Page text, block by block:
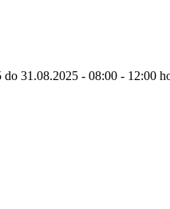
31.08.2025 - 08:00 - 12:00